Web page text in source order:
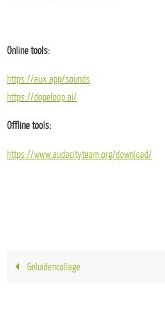
Online tools:
https://aux.app/sounds
https://dopeloop.ai/
Offline tools:
https://www.audacityteam.org/download/
Geluidencollage